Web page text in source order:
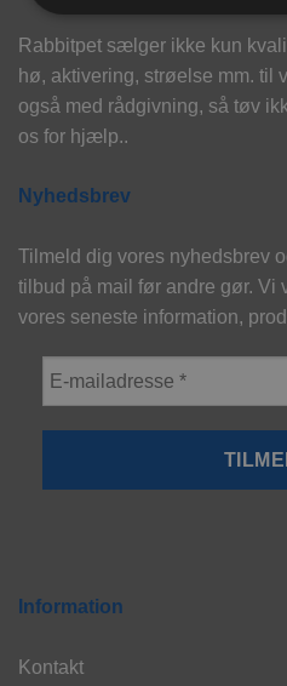
Rabbitpet sælger ikke kun
hø, aktivering, strøelse mm. til
også med rådgivning, så tøv
os for hjælp..
Nyhedsbrev
Tilmeld dig vores nyhedsbrev
tilbud på mail før andre gør. Vi
vores seneste information,
Information
Kontakt